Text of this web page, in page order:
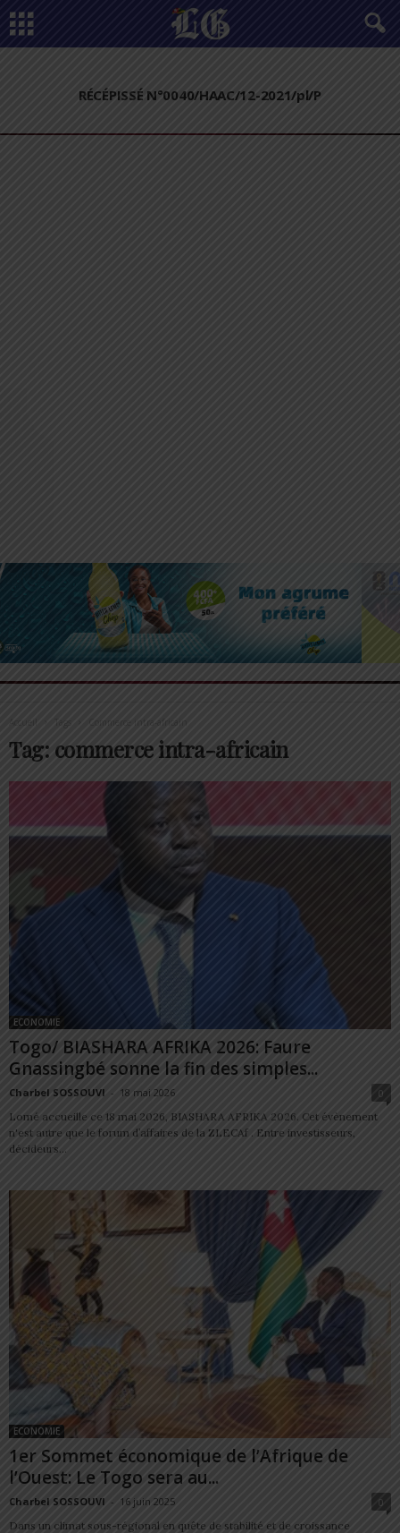
RÉCÉPISSÉ N°0040/HAAC/12-2021/pl/P
Tags Commerce intra-africain
Tag: commerce intra-africain
ECONOMIE
Togo/ BIASHARA AFRIKA 2026: Faure
Gnassingbé sonne la fin des simples...
Charbel SOSSOUVI - 18 mai 2026
0
Lomé accueille ce 18 mai 2026, BIASHARA AFRIKA 2026. Cet évènement
n'est autre que le forum d’affaires de la ZLECAf . Entre investisseurs,
décideurs...
ECONOMIE
1er Sommet économique de l’Afrique de
l’Ouest: Le Togo sera au...
Charbel SOSSOUVI - 16 juin 2025
0
Dans un climat sous-régional en quête de stabilité et de croissance